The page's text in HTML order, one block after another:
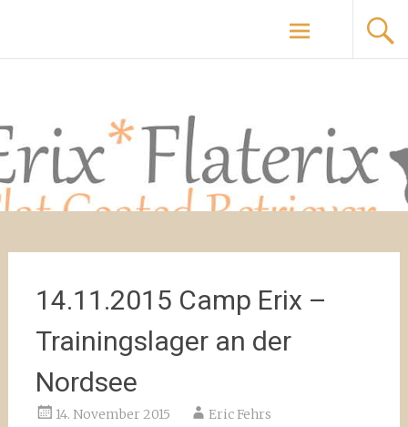
springen
Flaterix & Erix Flat Coated Retriever
14.11.2015 Camp Erix –
Trainingslager an der
Nordsee
14. November 2015 Eric Fehrs